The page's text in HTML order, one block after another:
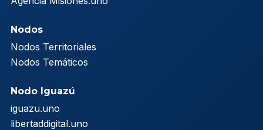
Nodos
Nodos Territoriales
Nodos Temáticos
Nodo Iguazú
iguazu.uno
libertaddigital.uno